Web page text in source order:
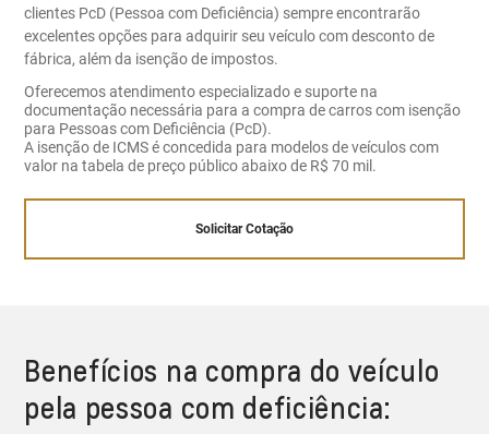
clientes PcD (Pessoa com Deficiência) sempre encontrarão
excelentes opções para adquirir seu veículo com desconto de
fábrica, além da isenção de impostos.
Oferecemos atendimento especializado e suporte na
documentação necessária para a compra de carros com isenção
para Pessoas com Deficiência (PcD).
A isenção de ICMS é concedida para modelos de veículos com
valor na tabela de preço público abaixo de R$ 70 mil.
Solicitar Cotação
Benefícios na compra do veículo
pela pessoa com deficiência: